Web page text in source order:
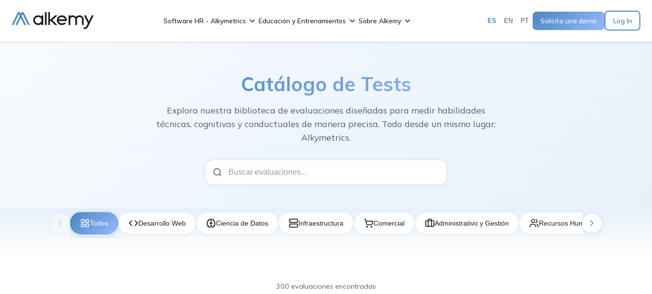
Software HR - Alkymetrics Educación y Entrenamientos Sobre Alkemy ES EN PT Solicita una demo Log In
Catálogo de Tests
Explora nuestra biblioteca de evaluaciones diseñadas para medir habilidades
técnicas, cognitivas y conductuales de manera precisa. Todo desde un mismo lugar:
Alkymetrics.
Todos Desarrollo Web Ciencia de Datos Infraestructura Comercial Administrativo y Gestión Recursos Humanos
300 evaluaciones encontradas